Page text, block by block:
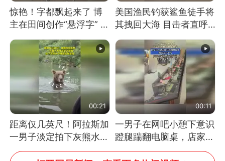
惊艳！字都飘起来了 博
主在田间创作“悬浮字” 网
美国渔民钓获鲨鱼徒手将
其拽回大海 目击者直呼
消息）
00:21
距离仅几英尺！阿拉斯加
一男子淡定拍下灰熊水中
捕食鲑鱼全程
00:11
一男子在网吧小憩下意识
蹬腿踹翻电脑桌，店家3
台显示器与机械臂损坏